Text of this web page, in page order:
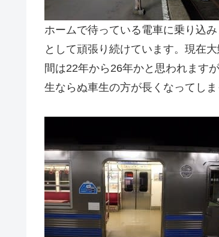
ホームで待っている電車に乗り込
として頑張り続けています。現在
間は22年から26年かと思われます
生ならぬ車生の方が長くなってしま